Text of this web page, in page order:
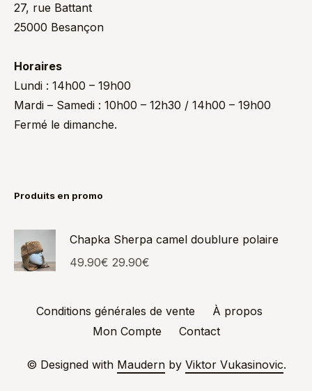
27, rue Battant
25000 Besançon
Horaires
Lundi : 14h00 – 19h00
Mardi – Samedi : 10h00 – 12h30 / 14h00 – 19h00
Fermé le dimanche.
Produits en promo
Chapka Sherpa camel doublure polaire
49.90€ 29.90€
Conditions générales de vente
À propos
Mon Compte
Contact
© Designed with Maudernby Viktor Vukasinovic.